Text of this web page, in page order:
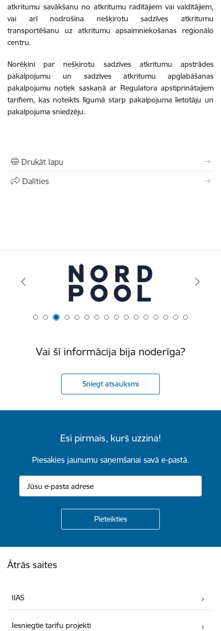
atkritumu savākšanu no atkritumu radītājiem vai valdītājiem,
vai arī nodrošina nešķirotu sadzīves atkritumu
transportēšanu uz atkritumu apsaimniekošanas reģionālo
centru.
Norēķini par nešķirotu sadzīves atkritumu apstrādes
pakalpojumu un sadzīves atkritumu apglabāšanas
pakalpojumu notiek saskaņā ar Regulatora apstiprinātajiem
tarifiem, kas noteikts līgumā starp pakalpojuma lietotāju un
pakalpojuma sniedzēju.
Drukāt lapu
Dalīties
Vai šī informācija bija noderīga?
Sniegt atsauksmi
Esi pirmais, kurš uzzina!
Piesakies jaunumu saņemšanai savā e-pastā.
Ātrās saites
IIAS
Iesniegtie tarifu projekti